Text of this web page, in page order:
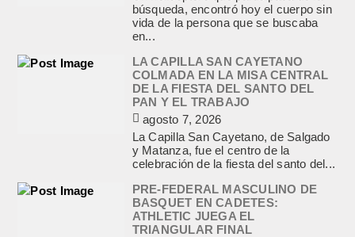
búsqueda, encontró hoy el cuerpo sin
vida de la persona que se buscaba
en...
LA CAPILLA SAN CAYETANO
COLMADA EN LA MISA CENTRAL
DE LA FIESTA DEL SANTO DEL
PAN Y EL TRABAJO
agosto 7, 2026
La Capilla San Cayetano, de Salgado
y Matanza, fue el centro de la
celebración de la fiesta del santo del...
PRE-FEDERAL MASCULINO DE
BASQUET EN CADETES:
ATHLETIC JUEGA EL
TRIANGULAR FINAL